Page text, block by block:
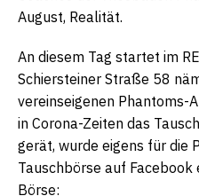
August, Realität.
An diesem Tag startet im
Schiersteiner Straße 58
vereinseigenen Phantoms-
in Corona-Zeiten das
gerät, wurde eigens für die
Tauschbörse auf Facebook
Börse: